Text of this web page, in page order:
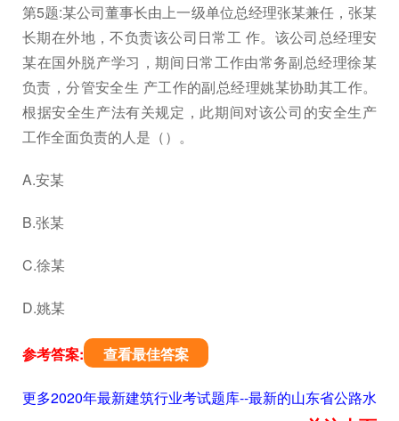
第5题:某公司董事长由上一级单位总经理张某兼任，张某
长期在外地，不负责该公司日常工 作。该公司总经理安
某在国外脱产学习，期间日常工作由常务副总经理徐某
负责，分管安全生 产工作的副总经理姚某协助其工作。
根据安全生产法有关规定，此期间对该公司的安全生产
工作全面负责的人是（）。
A.安某
B.张某
C.徐某
D.姚某
参考答案: 查看最佳答案
更多2020年最新建筑行业考试题库--最新的山东省公路水